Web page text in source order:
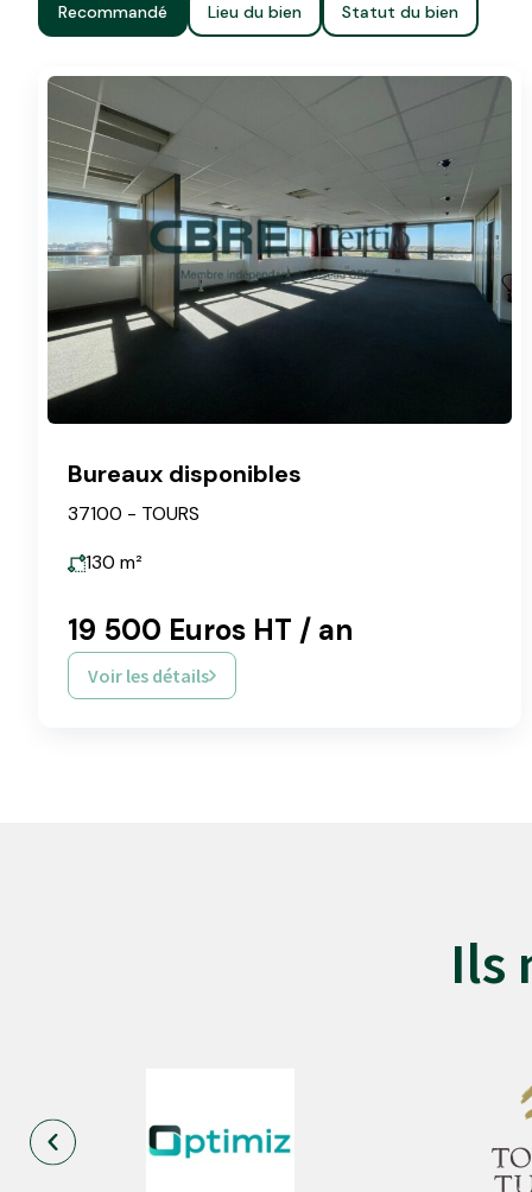
Recommandé Lieu du bien Statut du bien
Bureaux disponibles
37100 - TOURS
130 m²
19 500 Euros HT / an
Voir les détails
Ils